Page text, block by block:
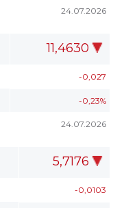
24.07.2026
11,4630
-0,027
-0,23%
24.07.2026
5,7176
-0,0103